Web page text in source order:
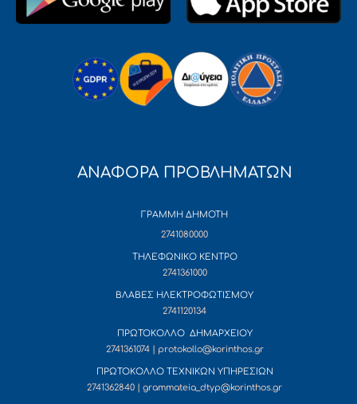
ΑΝΑΦΟΡΑ ΠΡΟΒΛΗΜΑΤΩΝ
ΓΡΑΜΜΗ ΔΗΜΟΤΗ
2741080000
ΤΗΛΕΦΩΝΙΚΟ ΚΕΝΤΡΟ
2741361000
ΒΛΑΒΕΣ ΗΛΕΚΤΡΟΦΩΤΙΣΜΟΥ
2741120134
ΠΡΩΤΟΚΟΛΛΟ ΔΗΜΑΡΧΕΙΟΥ
2741361074 | protokollo@korinthos.gr
ΠΡΩΤΟΚΟΛΛΟ ΤΕΧΝΙΚΩΝ ΥΠΗΡΕΣΙΩΝ
2741362840 | grammateia_dtyp@korinthos.gr